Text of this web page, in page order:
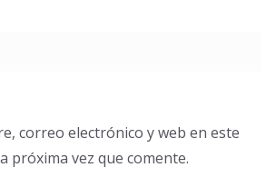
correo electrónico y web en este
próxima vez que comente.